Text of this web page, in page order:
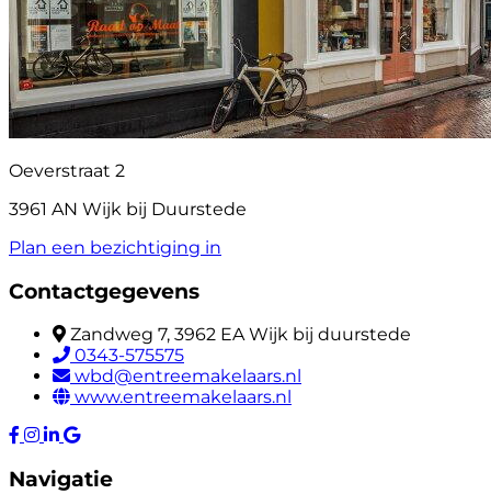
Oeverstraat 2
3961 AN Wijk bij Duurstede
Plan een bezichtiging in
Contactgegevens
Zandweg 7, 3962 EA Wijk bij duurstede
0343-575575
wbd@entreemakelaars.nl
www.entreemakelaars.nl
Navigatie